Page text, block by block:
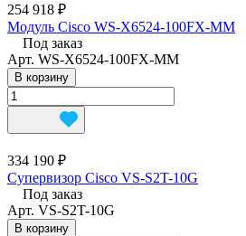
254 918 ₽
Модуль Cisco WS-X6524-100FX-MM
Под заказ
Арт. WS-X6524-100FX-MM
В корзину
334 190 ₽
Супервизор Cisco VS-S2T-10G
Под заказ
Арт. VS-S2T-10G
В корзину